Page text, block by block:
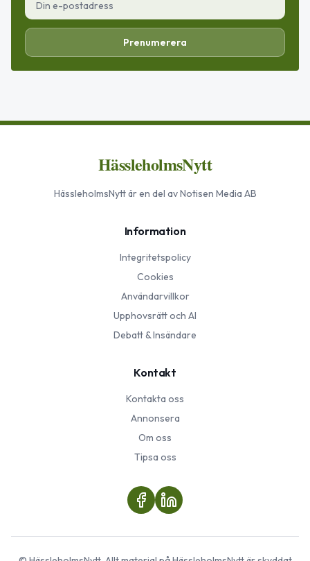
Prenumerera
HässleholmsNytt
HässleholmsNyttär en del av Notisen Media AB
Information
Integritetspolicy
Cookies
Användarvillkor
Upphovsrätt och AI
Debatt & Insändare
Kontakt
Kontakta oss
Annonsera
Om oss
Tipsa oss